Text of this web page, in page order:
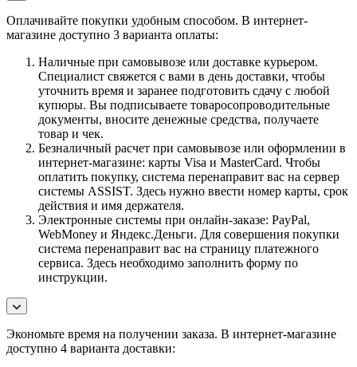
Оплачивайте покупки удобным способом. В интернет-
магазине доступно 3 варианта оплаты:
Наличные при самовывозе или доставке курьером.
Специалист свяжется с вами в день доставки, чтобы
уточнить время и заранее подготовить сдачу с любой
купюры. Вы подписываете товаросопроводительные
документы, вносите денежные средства, получаете
товар и чек.
Безналичный расчет при самовывозе или оформлении в
интернет-магазине: карты Visa и MasterCard. Чтобы
оплатить покупку, система перенаправит вас на сервер
системы ASSIST. Здесь нужно ввести номер карты, срок
действия и имя держателя.
Электронные системы при онлайн-заказе: PayPal,
WebMoney и Яндекс.Деньги. Для совершения покупки
система перенаправит вас на страницу платежного
сервиса. Здесь необходимо заполнить форму по
инструкции.
Экономьте время на получении заказа. В интернет-магазине
доступно 4 варианта доставки: